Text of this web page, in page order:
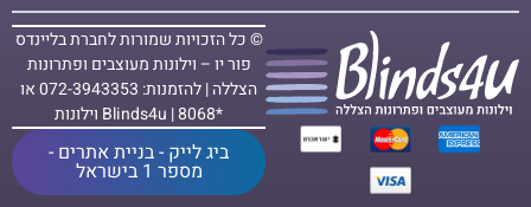
© כל הזכויות שמורות לחברת בליינדס
פור יו – וילונות מעוצבים ופתרונות
הצללה | להזמנות: 072-3943353 או
*8068 | Blinds4u וילונות
ביג לייק - בניית אתרים -
מספר 1 בישראל